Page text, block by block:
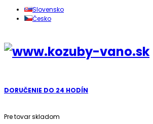
Slovensko
Česko
DORUČENIE DO 24 HODÍN
Pre tovar skladom